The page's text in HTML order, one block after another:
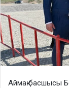
Аймақ басшысы